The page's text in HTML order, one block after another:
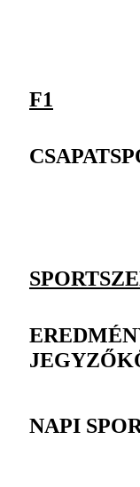
F1
NAPI